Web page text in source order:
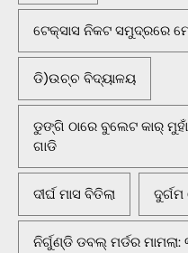
ଟେକ୍ସାସ ନିକଟ ସମୁଦ୍ରରେ
ଡି)ଉଚ୍ଚ ବିଦ୍ୟାଳୟ
ଡୁଙ୍ଗି ଠାରେ ବୁଲେଟ କାର୍
ଗାଡି
ଦୀର୍ଘ ମାସ ବିତିଲା ଦୁର୍ଗମ
ନିର୍ଗୁଣ୍ଡି ଡବଲ୍ ମର୍ଡର